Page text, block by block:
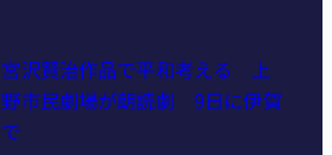
宮沢賢治作品で平和考える 上
野市民劇場が朗読劇 9日に伊賀
で